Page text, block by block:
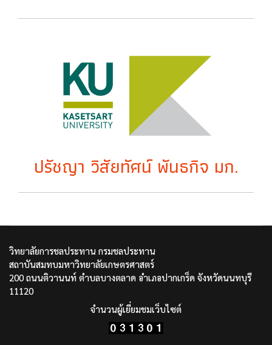
ปรัชญา วิสัยทัศน์ พันธกิจ มก.
วิทยาลัยการชลประทาน กรมชลประทาน
สถาบันสมทบมหาวิทยาลัยเกษตรศาสตร์
200 ถนนติวานนท์ ตำบลบางตลาด อำเภอปากเกร็ด จังหวัดนนทบุรี
11120
จำนวนผู้เยี่ยมชมเว็บไซต์